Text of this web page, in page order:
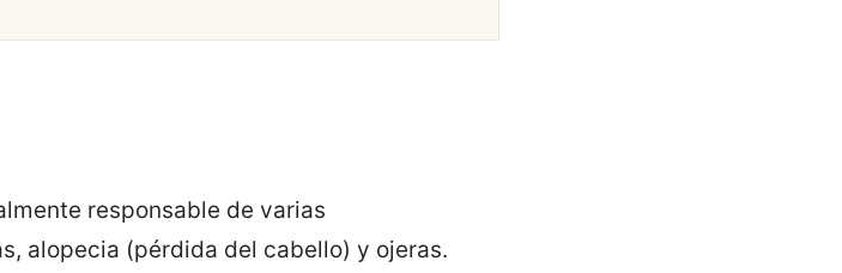
responsable de varias
alopecia (pérdida del cabello) y ojeras.